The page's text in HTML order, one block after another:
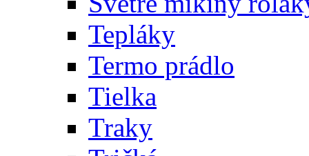
Tepláky
Termo prádlo
Tielka
Traky